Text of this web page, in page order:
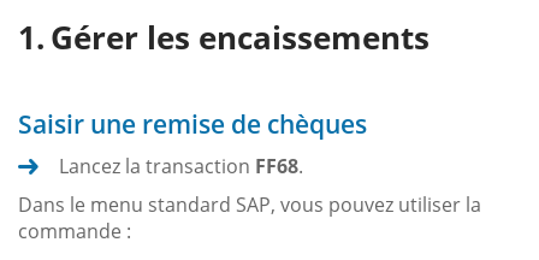
Gérer les encaissements
Saisir une remise de chèques
Lancez la transaction FF68.
Dans le menu standard SAP, vous pouvez utiliser la
commande :